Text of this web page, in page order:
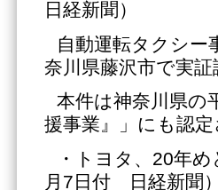
日経新聞）
自動運転タクシー
奈川県藤沢市で実証
本件は神奈川県の
援事業』」にも認定
・トヨタ、20年
月7日付 日経新聞）